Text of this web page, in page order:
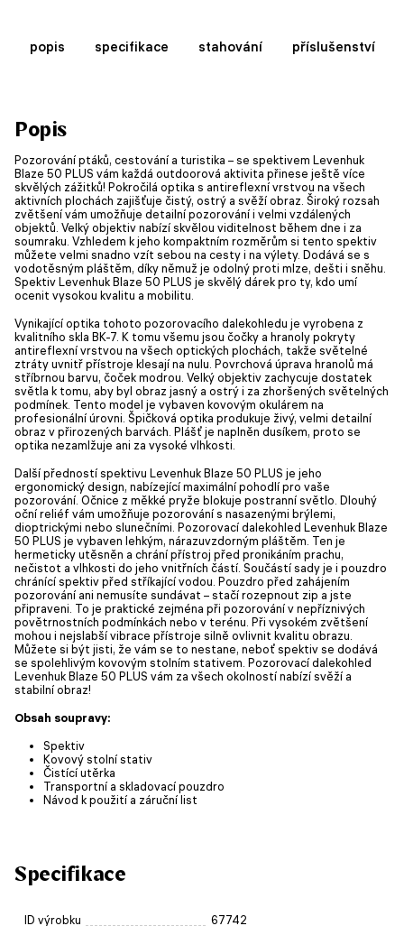
popis specifikace stahování příslušenství
Popis
Pozorování ptáků, cestování a turistika – se spektivem Levenhuk
Blaze 50 PLUS vám každá outdoorová aktivita přinese ještě více
skvělých zážitků! Pokročilá optika s antireflexní vrstvou na všech
aktivních plochách zajišťuje čistý, ostrý a svěží obraz. Široký rozsah
zvětšení vám umožňuje detailní pozorování i velmi vzdálených
objektů. Velký objektiv nabízí skvělou viditelnost během dne i za
soumraku. Vzhledem k jeho kompaktním rozměrům si tento spektiv
můžete velmi snadno vzít sebou na cesty i na výlety. Dodává se s
vodotěsným pláštěm, díky němuž je odolný proti mlze, dešti i sněhu.
Spektiv Levenhuk Blaze 50 PLUS je skvělý dárek pro ty, kdo umí
ocenit vysokou kvalitu a mobilitu.
Vynikající optika tohoto pozorovacího dalekohledu je vyrobena z
kvalitního skla BK-7. K tomu všemu jsou čočky a hranoly pokryty
antireflexní vrstvou na všech optických plochách, takže světelné
ztráty uvnitř přístroje klesají na nulu. Povrchová úprava hranolů má
stříbrnou barvu, čoček modrou. Velký objektiv zachycuje dostatek
světla k tomu, aby byl obraz jasný a ostrý i za zhoršených světelných
podmínek. Tento model je vybaven kovovým okulárem na
profesionální úrovni. Špičková optika produkuje živý, velmi detailní
obraz v přirozených barvách. Plášť je naplněn dusíkem, proto se
optika nezamlžuje ani za vysoké vlhkosti.
Další předností spektivu Levenhuk Blaze 50 PLUS je jeho
ergonomický design, nabízející maximální pohodlí pro vaše
pozorování. Očnice z měkké pryže blokuje postranní světlo. Dlouhý
oční reliéf vám umožňuje pozorování s nasazenými brýlemi,
dioptrickými nebo slunečními. Pozorovací dalekohled Levenhuk Blaze
50 PLUS je vybaven lehkým, nárazuvzdorným pláštěm. Ten je
hermeticky utěsněn a chrání přístroj před pronikáním prachu,
nečistot a vlhkosti do jeho vnitřních částí. Součástí sady je i pouzdro
chránící spektiv před stříkající vodou. Pouzdro před zahájením
pozorování ani nemusíte sundávat – stačí rozepnout zip a jste
připraveni. To je praktické zejména při pozorování v nepříznivých
povětrnostních podmínkách nebo v terénu. Při vysokém zvětšení
mohou i nejslabší vibrace přístroje silně ovlivnit kvalitu obrazu.
Můžete si být jisti, že vám se to nestane, neboť spektiv se dodává
se spolehlivým kovovým stolním stativem. Pozorovací dalekohled
Levenhuk Blaze 50 PLUS vám za všech okolností nabízí svěží a
stabilní obraz!
Obsah soupravy:
Spektiv
Kovový stolní stativ
Čistící utěrka
Transportní a skladovací pouzdro
Návod k použití a záruční list
Specifikace
ID výrobku 67742